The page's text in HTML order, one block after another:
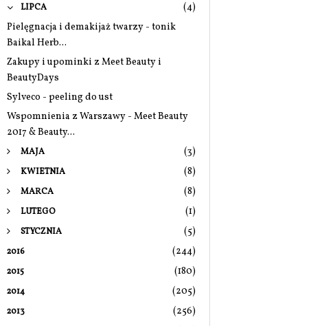
LIPCA
(4)
Pielęgnacja i demakijaż twarzy - tonik
Baikal Herb...
Zakupy i upominki z Meet Beauty i
BeautyDays
Sylveco - peeling do ust
Wspomnienia z Warszawy - Meet Beauty
2017 & Beauty...
MAJA (3)
KWIETNIA (8)
MARCA (8)
LUTEGO (1)
STYCZNIA (5)
2016 (244)
2015 (180)
2014 (205)
2013 (256)